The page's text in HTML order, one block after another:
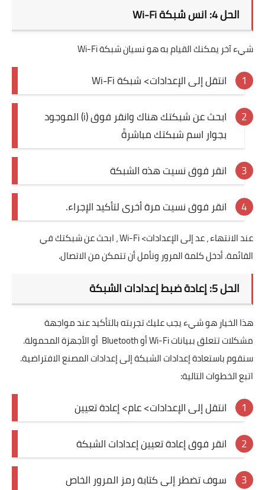
الحل 4: انس شبكة Wi-Fi
شيء آخر يمكنك القيام به هو نسيان شبكة Wi-Fi
انتقل إلى الإعدادات> شبكة Wi-Fi
ابحث عن شبكتك هناك وانقر فوق (i) الموجود
بجوار اسم شبكتك مباشرةً
انقر فوق نسيت هذه الشبكة
انقر فوق نسيت مرة أخرى لتأكيد الإجراء.
عند الانتهاء ، عد إلى الإعدادات> Wi-Fi ، ابحث عن شبكتك في
القائمة. أدخل كلمة المرور ونأمل أن تتمكن من الاتصال.
الحل 5: إعادة ضبط إعدادات الشبكة
هذا الخيار هو شيء يجب عليك تجربته بالتأكيد عند مواجهة
مشكلات تتعلق ببيانات Wi-Fi أو Bluetooth أو الأجهزة المحمولة.
سنقوم باستعادة إعدادات الشبكة إلى إعدادات المصنع الافتراضية.
اتبع الخطوات التالية:
انتقل إلى الإعدادات> عام> إعادة تعيين
انقر فوق إعادة تعيين إعدادات الشبكة
سوف تضطر إلى كتابة رمز المرور الخاص